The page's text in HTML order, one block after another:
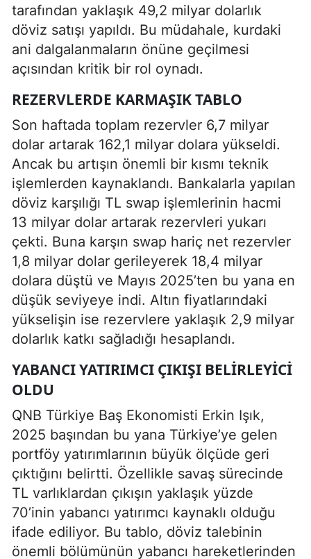
tarafından yaklaşık 49,2 milyar dolarlık
döviz satışı yapıldı. Bu müdahale, kurdaki
ani dalgalanmaların önüne geçilmesi
açısından kritik bir rol oynadı.
REZERVLERDE KARMAŞIK TABLO
Son haftada toplam rezervler 6,7 milyar
dolar artarak 162,1 milyar dolara yükseldi.
Ancak bu artışın önemli bir kısmı teknik
işlemlerden kaynaklandı. Bankalarla yapılan
döviz karşılığı TL swap işlemlerinin hacmi
13 milyar dolar artarak rezervleri yukarı
çekti. Buna karşın swap hariç net rezervler
1,8 milyar dolar gerileyerek 18,4 milyar
dolara düştü ve Mayıs 2025’ten bu yana en
düşük seviyeye indi. Altın fiyatlarındaki
yükselişin ise rezervlere yaklaşık 2,9 milyar
dolarlık katkı sağladığı hesaplandı.
YABANCI YATIRIMCI ÇIKIŞI BELIRLEYICI
OLDU
QNB Türkiye Baş Ekonomisti Erkin Işık,
2025 başından bu yana Türkiye’ye gelen
portföy yatırımlarının büyük ölçüde geri
çıktığını belirtti. Özellikle savaş sürecinde
TL varlıklardan çıkışın yaklaşık yüzde
70’inin yabancı yatırımcı kaynaklı olduğu
ifade ediliyor. Bu tablo, döviz talebinin
önemli bölümünün yabancı hareketlerinden